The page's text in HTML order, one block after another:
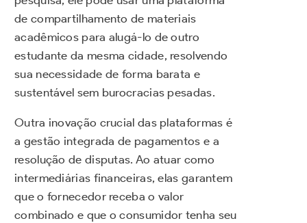
de compartilhamento de materiais
acadêmicos para alugá-lo de outro
estudante da mesma cidade, resolvendo
sua necessidade de forma barata e
sustentável sem burocracias pesadas.
Outra inovação crucial das plataformas é
a gestão integrada de pagamentos e a
resolução de disputas. Ao atuar como
intermediárias financeiras, elas garantem
que o fornecedor receba o valor
combinado e que o consumidor tenha seu